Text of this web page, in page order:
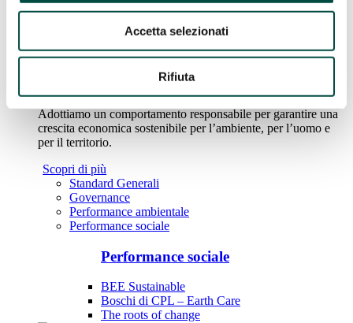
Accetta selezionati
Rifiuta
Teleriscaldamento
Case History
Sostenibilità
Adottiamo un comportamento responsabile per garantire una
crescita economica sostenibile per l’ambiente, per l’uomo e
per il territorio.
Scopri di più
Standard Generali
Governance
Performance ambientale
Performance sociale
Performance sociale
BEE Sustainable
Boschi di CPL – Earth Care
The roots of change